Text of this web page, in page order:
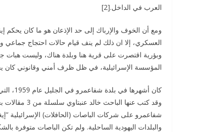
العرب في الداخل.[2]
ومع أن الخوف والإرباك إلى حد الإذعان هو ما كان يحكم
العسكري، إلا ان ذلك لم ينف قيام حالات احتجاج جماعي
وبؤرية اقتصرت على قرية هنا وبلدة هناك، وليست هبات
المؤسسة الإسرائيلية، في ظل ظرف أمني وقانوني كان
كان
شفاعمرو على شركات الباصات (الحافلات) الإسرائيلية
والبلدات اليهودية الساحلية. ولم تكن الباصات متوفرة